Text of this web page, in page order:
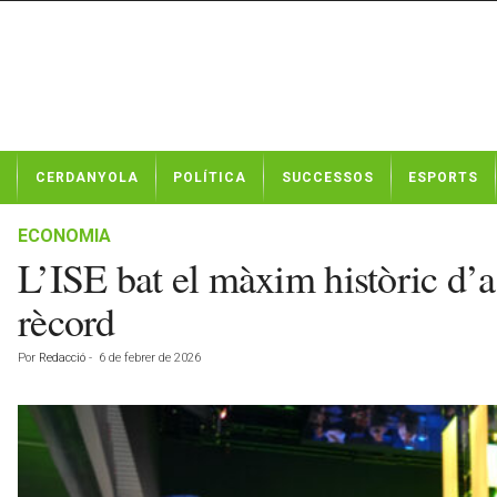
t
CERDANYOLA POLÍTICA SUCCESSOS ESPORTS
ECONOMIA
L’ISE bat el màxim històric
rècord
Por Redacció - 6 de febrer de 2026